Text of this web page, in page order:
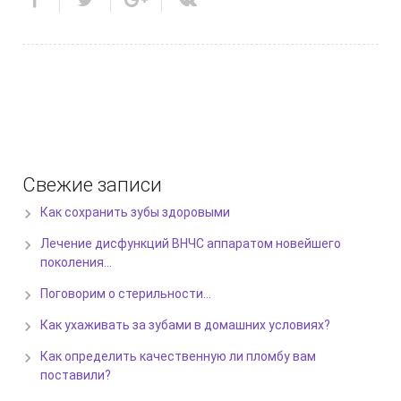
Свежие записи
Как сохранить зубы здоровыми
Лечение дисфункций ВНЧС аппаратом новейшего
поколения…
Поговорим о стерильности…
Как ухаживать за зубами в домашних условиях?
Как определить качественную ли пломбу вам
поставили?